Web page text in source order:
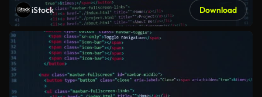
iStock Download